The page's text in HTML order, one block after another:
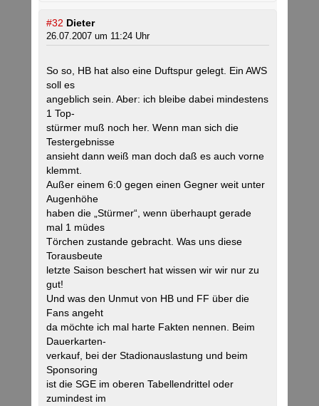
#32 Dieter
26.07.2007 um 11:24 Uhr
So so, HB hat also eine Duftspur gelegt. Ein AWS
soll es
angeblich sein. Aber: ich bleibe dabei mindestens
1 Top-
stürmer muß noch her. Wenn man sich die
Testergebnisse
ansieht dann weiß man doch daß es auch vorne
klemmt.
Außer einem 6:0 gegen einen Gegner weit unter
Augenhöhe
haben die „Stürmer“, wenn überhaupt gerade
mal 1 müdes
Törchen zustande gebracht. Was uns diese
Torausbeute
letzte Saison beschert hat wissen wir wir nur zu
gut!
Und was den Unmut von HB und FF über die
Fans angeht
da möchte ich mal harte Fakten nennen. Beim
Dauerkarten-
verkauf, bei der Stadionauslastung und beim
Sponsoring
ist die SGE im oberen Tabellendrittel oder
zumindest im